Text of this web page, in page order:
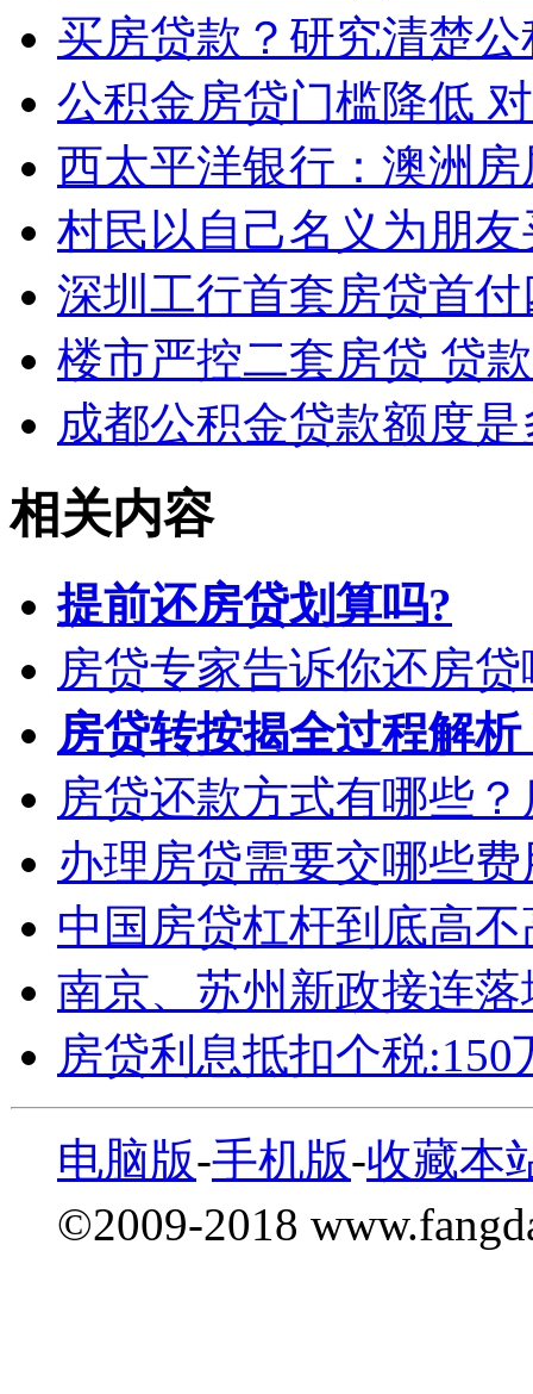
买房贷款？研究清楚
公积金房贷门槛降低
西太平洋银行：澳洲
村民以自己名义为朋
深圳工行首套房贷首
楼市严控二套房贷 贷
成都公积金贷款额度
相关内容
提前还房贷划算吗?
房贷专家告诉你还房
房贷转按揭全过程解
房贷还款方式有哪些
办理房贷需要交哪些
中国房贷杠杆到底高
南京、苏州新政接连
房贷利息抵扣个税:150
电脑版-手机版-收藏本
©2009-2018